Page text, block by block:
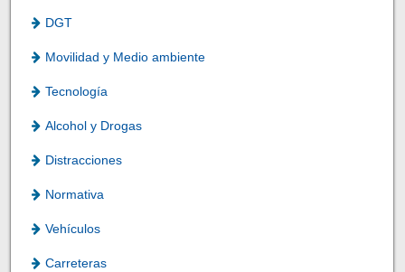
DGT
Movilidad y Medio ambiente
Tecnología
Alcohol y Drogas
Distracciones
Normativa
Vehículos
Carreteras